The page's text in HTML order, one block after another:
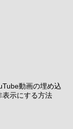
動画の埋め込
表示にする方法